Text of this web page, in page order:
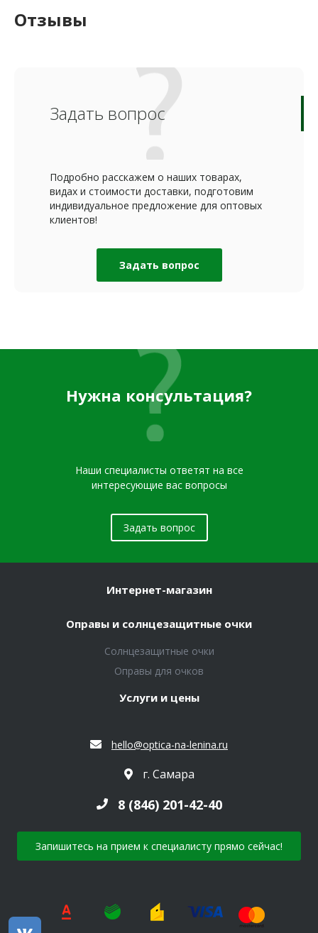
Отзывы
Задать вопрос
Подробно расскажем о наших товарах,
видах и стоимости доставки, подготовим
индивидуальное предложение для оптовых
клиентов!
Задать вопрос
Нужна консультация?
Наши специалисты ответят на все
интересующие вас вопросы
Задать вопрос
Интернет-магазин
Оправы и солнцезащитные очки
Солнцезащитные очки
Оправы для очков
Услуги и цены
hello@optica-na-lenina.ru
г. Самара
8 (846) 201-42-40
Запишитесь на прием к специалисту прямо сейчас!